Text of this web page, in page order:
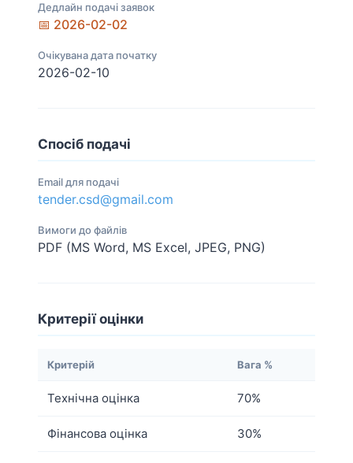
Дедлайн подачі заявок
📅 2026-02-02
Очікувана дата початку
2026-02-10
Спосіб подачі
Email для подачі
tender.csd@gmail.com
Вимоги до файлів
PDF (MS Word, MS Excel, JPEG, PNG)
Критерії оцінки
Критерій Вага %
Технічна оцінка 70%
Фінансова оцінка 30%